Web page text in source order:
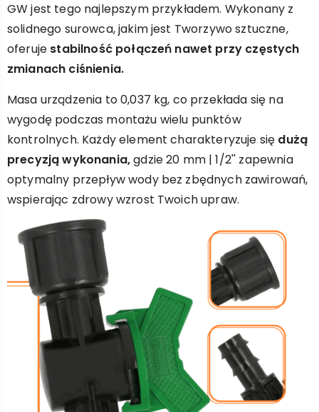
GW jest tego najlepszym przykładem. Wykonany z
solidnego surowca, jakim jest Tworzywo sztuczne,
oferuje stabilność połączeń nawet przy częstych
zmianach ciśnienia.
Masa urządzenia to 0,037 kg, co przekłada się na
wygodę podczas montażu wielu punktów
kontrolnych. Każdy element charakteryzuje się dużą
precyzją wykonania,gdzie 20 mm | 1/2'' zapewnia
optymalny przepływ wody bez zbędnych zawirowań,
wspierając zdrowy wzrost Twoich upraw.